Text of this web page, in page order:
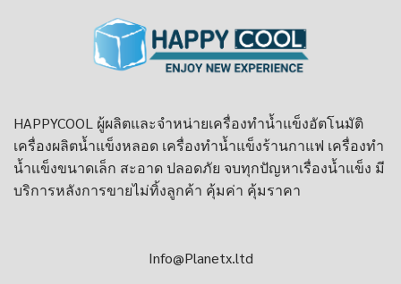
HAPPYCOOL ผู้ผลิตและจำหน่ายเครื่องทำน้ำแข็งอัตโนมัติ
เครื่องผลิตน้ำแข็งหลอด เครื่องทําน้ำแข็งร้านกาแฟ เครื่องทำ
น้ำเเข็งขนาดเล็ก สะอาด ปลอดภัย จบทุกปัญหาเรื่องน้ำแข็ง มี
บริการหลังการขายไม่ทิ้งลูกค้า คุ้มค่า คุ้มราคา
Info@Planetx.ltd